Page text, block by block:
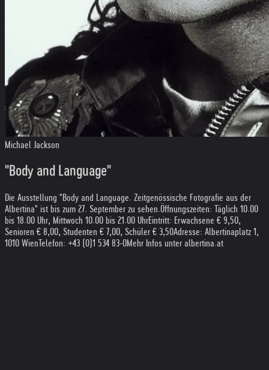
Michael Jackson
"Body and Language"
Die Ausstellung "Body and Language. Zeitgenössische Fotografie aus der
Albertina" ist bis zum 27. September zu sehen.Öffnungszeiten: Täglich 10.00
bis 18.00 Uhr, Mittwoch 10.00 bis 21.00 UhrEintritt: Erwachsene € 9,50,
Senioren € 8,00, Studenten € 7,00, Schüler € 3,50Adresse: Albertinaplatz 1,
1010 WienTelefon: +43 (0)1 534 83-0Mehr Infos unter albertina.at